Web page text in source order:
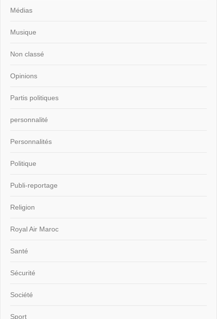
Médias
Musique
Non classé
Opinions
Partis politiques
personnalité
Personnalités
Politique
Publi-reportage
Religion
Royal Air Maroc
Santé
Sécurité
Société
Sport